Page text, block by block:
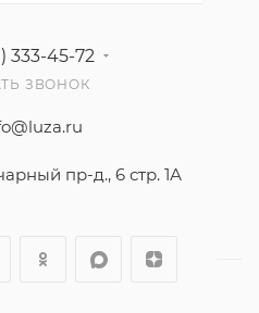
333-45-72
ЗВОНОК
пр-д., 6 стр. 1А